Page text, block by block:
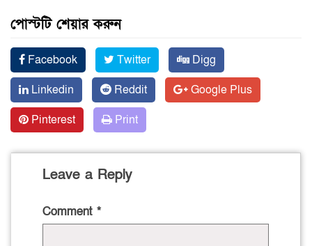
পোস্টটি শেয়ার করুন
Facebook Twitter
Digg
Linkedin
Reddit
Google Plus
Pinterest
Print
Leave a Reply
Comment *